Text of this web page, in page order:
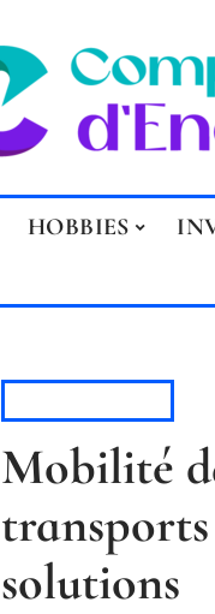
HOBBIES
Mobilité
solutions